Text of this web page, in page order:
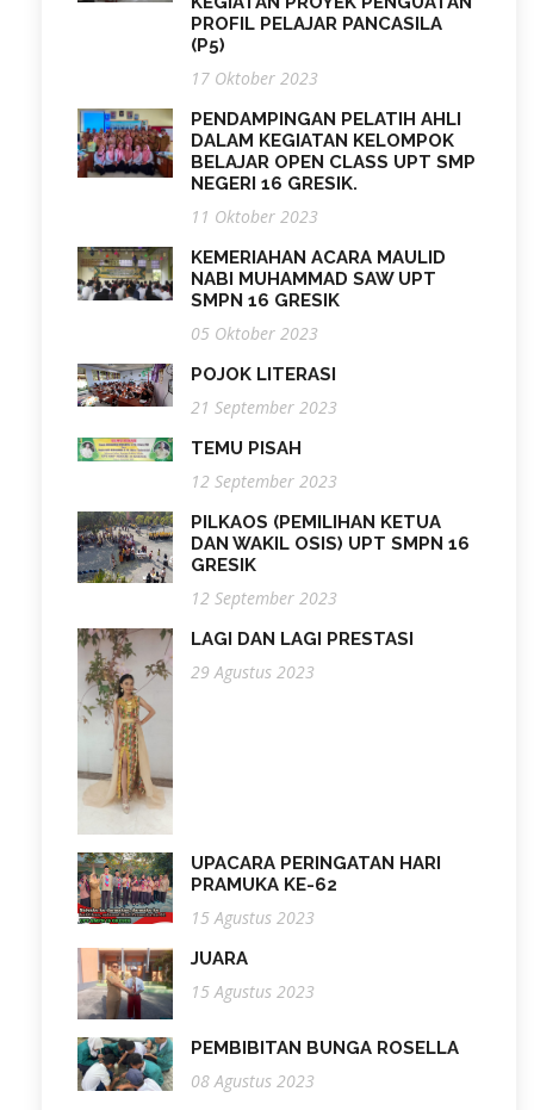
PROFIL PELAJAR PANCASILA
(P5)
17 Oktober 2023
PENDAMPINGAN PELATIH AHLI
DALAM KEGIATAN KELOMPOK
BELAJAR OPEN CLASS UPT SMP
NEGERI 16 GRESIK.
11 Oktober 2023
KEMERIAHAN ACARA MAULID
NABI MUHAMMAD SAW UPT
SMPN 16 GRESIK
05 Oktober 2023
POJOK LITERASI
21 September 2023
TEMU PISAH
12 September 2023
PILKAOS (PEMILIHAN KETUA
DAN WAKIL OSIS) UPT SMPN 16
GRESIK
12 September 2023
LAGI DAN LAGI PRESTASI
29 Agustus 2023
UPACARA PERINGATAN HARI
PRAMUKA KE-62
15 Agustus 2023
JUARA
15 Agustus 2023
PEMBIBITAN BUNGA ROSELLA
08 Agustus 2023